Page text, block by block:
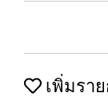
เพิ่มรา